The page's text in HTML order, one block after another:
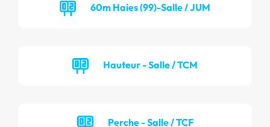
60m Haies (99)-Salle / JUM
Hauteur - Salle / TCM
Perche - Salle / TCF